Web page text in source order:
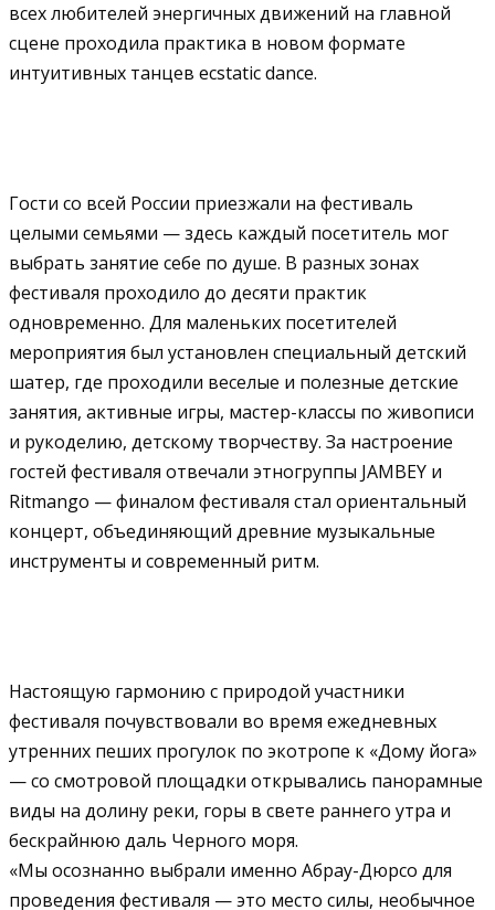
всех любителей энергичных движений на главной
сцене проходила практика в новом формате
интуитивных танцев ecstatic dance.
Гости со всей России приезжали на фестиваль
целыми семьями — здесь каждый посетитель мог
выбрать занятие себе по душе. В разных зонах
фестиваля проходило до десяти практик
одновременно. Для маленьких посетителей
мероприятия был установлен специальный детский
шатер, где проходили веселые и полезные детские
занятия, активные игры, мастер-классы по живописи
и рукоделию, детскому творчеству. За настроение
гостей фестиваля отвечали этногруппы JAMBEY и
Ritmango — финалом фестиваля стал ориентальный
концерт, объединяющий древние музыкальные
инструменты и современный ритм.
Настоящую гармонию с природой участники
фестиваля почувствовали во время ежедневных
утренних пеших прогулок по экотропе к «Дому йога»
— со смотровой площадки открывались панорамные
виды на долину реки, горы в свете раннего утра и
бескрайнюю даль Черного моря.
«Мы осознанно выбрали именно Абрау-Дюрсо для
проведения фестиваля — это место силы, необычное